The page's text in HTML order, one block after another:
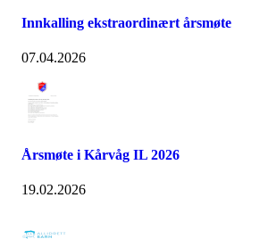
Innkalling ekstraordinært årsmøte
07.04.2026
Årsmøte i Kårvåg IL 2026
19.02.2026